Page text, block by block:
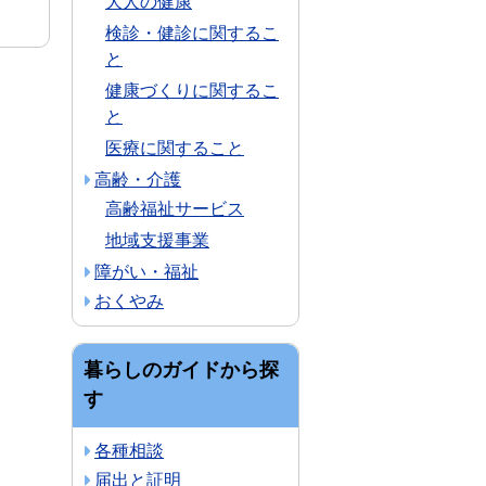
検診・健診に関するこ
と
健康づくりに関するこ
と
医療に関すること
高齢・介護
高齢福祉サービス
地域支援事業
障がい・福祉
おくやみ
暮らしのガイドから探
す
各種相談
届出と証明